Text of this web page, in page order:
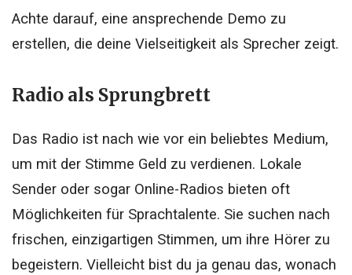
Achte darauf, eine ansprechende Demo zu
erstellen, die deine Vielseitigkeit als Sprecher zeigt.
Radio als Sprungbrett
Das Radio ist nach wie vor ein beliebtes Medium,
um mit der Stimme Geld zu verdienen. Lokale
Sender oder sogar Online-Radios bieten oft
Möglichkeiten für Sprachtalente. Sie suchen nach
frischen, einzigartigen Stimmen, um ihre Hörer zu
begeistern. Vielleicht bist du ja genau das, wonach